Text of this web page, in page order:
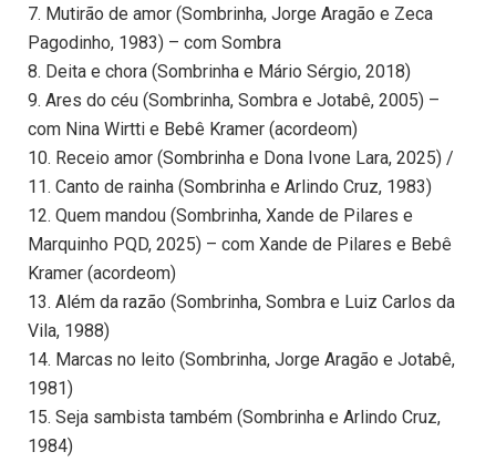
7. Mutirão de amor (Sombrinha, Jorge Aragão e Zeca
Pagodinho, 1983) – com Sombra
8. Deita e chora (Sombrinha e Mário Sérgio, 2018)
9. Ares do céu (Sombrinha, Sombra e Jotabê, 2005) –
com Nina Wirtti e Bebê Kramer (acordeom)
10. Receio amor (Sombrinha e Dona Ivone Lara, 2025) /
11. Canto de rainha (Sombrinha e Arlindo Cruz, 1983)
12. Quem mandou (Sombrinha, Xande de Pilares e
Marquinho PQD, 2025) – com Xande de Pilares e Bebê
Kramer (acordeom)
13. Além da razão (Sombrinha, Sombra e Luiz Carlos da
Vila, 1988)
14. Marcas no leito (Sombrinha, Jorge Aragão e Jotabê,
1981)
15. Seja sambista também (Sombrinha e Arlindo Cruz,
1984)